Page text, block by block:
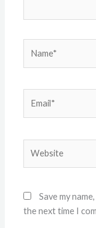
Save my
the next time I